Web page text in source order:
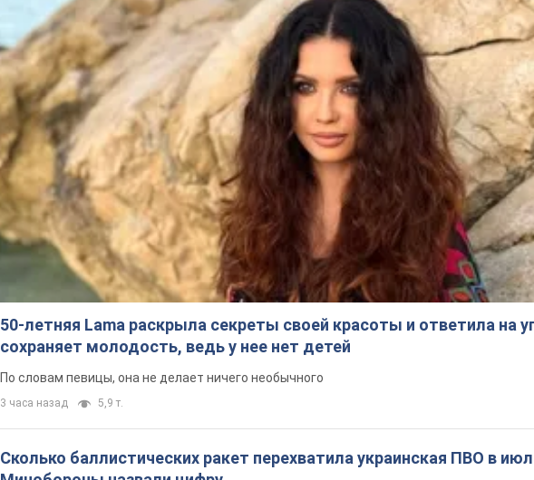
50-летняя Lama раскрыла секреты своей красоты и ответила на
сохраняет молодость, ведь у нее нет детей
По словам певицы, она не делает ничего необычного
3 часа назад 5,9 т.
Сколько баллистических ракет перехватила украинская ПВО в